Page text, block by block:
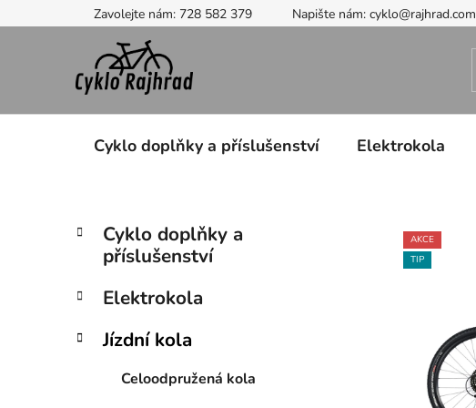
na
Zavolejte nám: 728 582 379 Napište nám: cyklo@rajhrad.com
Cyklo doplňky a příslušenství Elektrokola
P
t
a
Přeskočit
kategorie
K
a
g
r
Cyklo doplňky a
příslušenství
Elektrokola
Jízdní kola
Celoodpružená kola
AKCE
TIP